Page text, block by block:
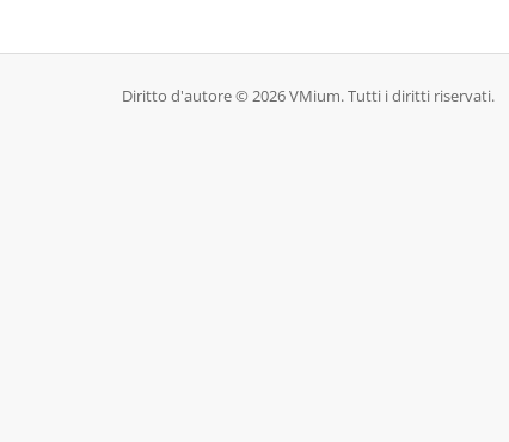
Diritto d'autore © 2026 VMium. Tutti i diritti riservati.